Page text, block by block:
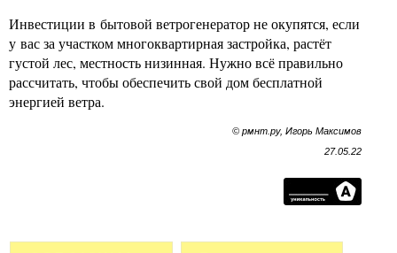
Инвестиции в бытовой ветрогенератор не окупятся, если
у вас за участком многоквартирная застройка, растёт
густой лес, местность низинная. Нужно всё правильно
рассчитать, чтобы обеспечить свой дом бесплатной
энергией ветра.
© рмнт.ру, Игорь Максимов
27.05.22